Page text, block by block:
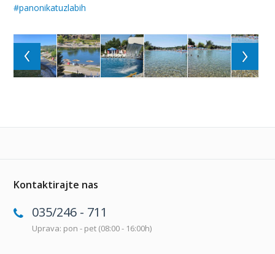
#panonikatuzlabih
Kontaktirajte nas
035/246 - 711
Uprava: pon - pet (08:00 - 16:00h)